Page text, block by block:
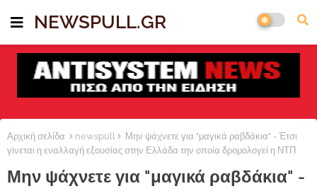
NEWSPULL.GR
Αρχική σελίδα newspull
Μην ψάχνετε για "μαγικά ραβδάκια" - Έτσι
γίνεται η εναλλαγή εξουσίας στην Ελλάδα την οποία δρομολογεί η ΝΤΠ
Μην ψάχνετε για "μαγικά ραβδάκια" -